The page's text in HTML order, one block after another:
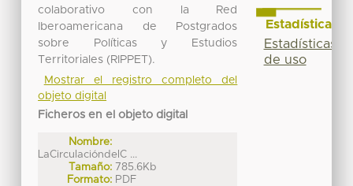
colaborativo con la Red
Iberoamericana de Postgrados
sobre Políticas y Estudios
Territoriales (RIPPET).
Mostrar el registro completo del
objeto digital
Ficheros en el objeto digital
Nombre:
LaCirculacióndelC ...
Tamaño: 785.6Kb
Formato: PDF
Estadísticas
Estadísticas
de uso